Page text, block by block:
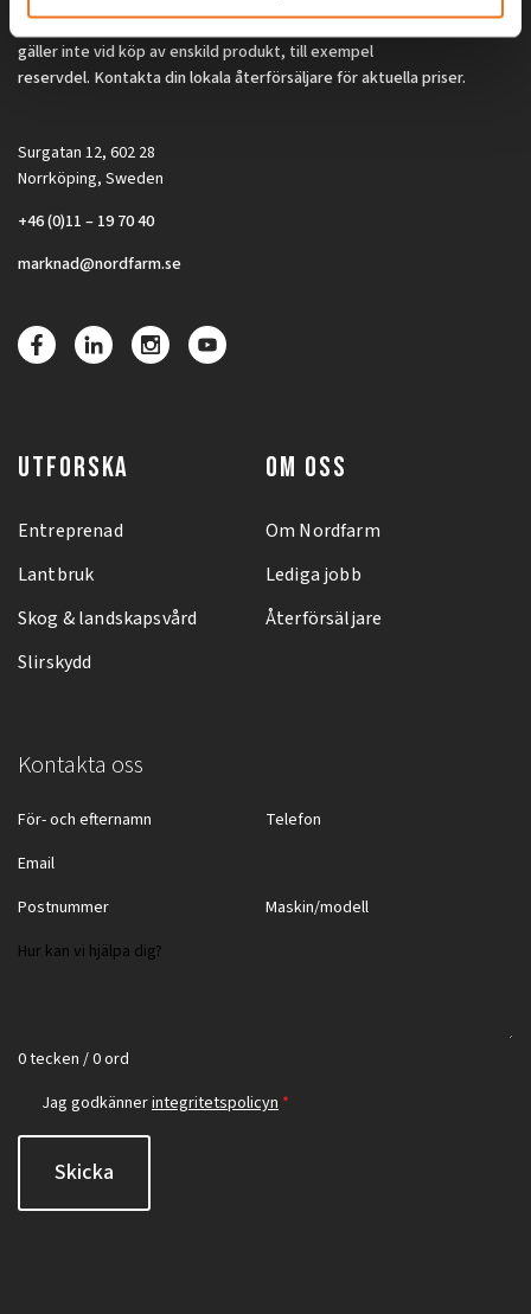
Alla priser på tillbehör och tillval gäller vid köp av ny maskin. Priserna
gäller inte vid köp av enskild produkt, till exempel
reservdel. Kontakta din lokala återförsäljare för aktuella priser.
Surgatan 12, 602 28
Norrköping, Sweden
+46 (0)11 – 19 70 40
marknad@nordfarm.se
UTFORSKA
Entreprenad
Lantbruk
Skog & landskapsvård
Slirskydd
OM OSS
Om Nordfarm
Lediga jobb
Återförsäljare
Kontakta oss
0 tecken / 0 ord
Jag godkännerintegritetspolicyn *
Skicka